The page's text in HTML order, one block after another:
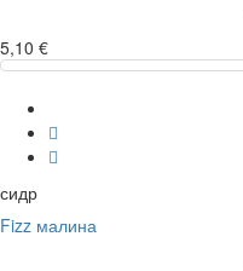
5,10 €
сидр
Fizz малина